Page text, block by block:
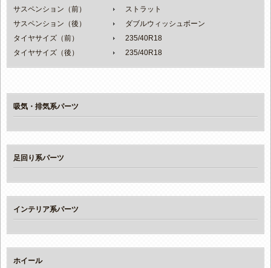
サスペンション（前）
ストラット
サスペンション（後）
ダブルウィッシュボーン
タイヤサイズ（前）
235/40R18
タイヤサイズ（後）
235/40R18
吸気・排気系パーツ
足回り系パーツ
インテリア系パーツ
ホイール